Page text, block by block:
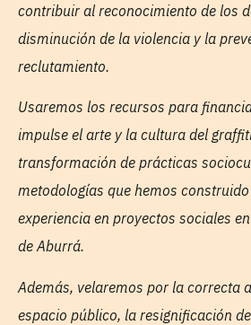
contribuir al reconocimiento de los
disminución de la violencia y la
reclutamiento.
Usaremos los recursos para
impulse el arte y la cultura del
transformación de prácticas
metodologías que hemos
experiencia en proyectos sociales
de Aburrá.
Además, velaremos por la correcta
espacio público, la resignificación